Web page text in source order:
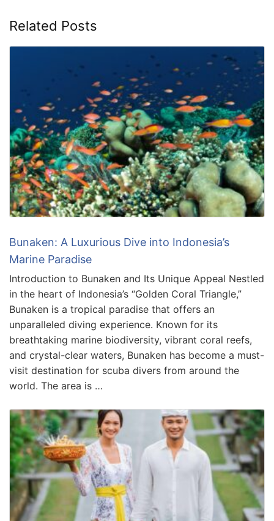
Related Posts
Bunaken: A Luxurious Dive into Indonesia’s
Marine Paradise
Introduction to Bunaken and Its Unique Appeal Nestled
in the heart of Indonesia’s “Golden Coral Triangle,”
Bunaken is a tropical paradise that offers an
unparalleled diving experience. Known for its
breathtaking marine biodiversity, vibrant coral reefs,
and crystal-clear waters, Bunaken has become a must-
visit destination for scuba divers from around the
world. The area is …